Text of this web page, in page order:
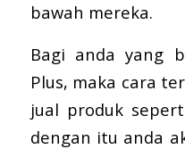
bawah mereka.
Bagi anda yang
Plus, maka cara
jual produk
dengan itu anda